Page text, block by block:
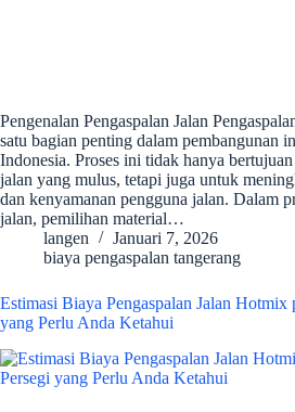
Pengenalan Pengaspalan Jalan
satu bagian penting dalam pembangunan
Indonesia. Proses ini tidak hanya
jalan yang mulus, tetapi juga untuk
dan kenyamanan pengguna jalan. Dalam
jalan, pemilihan material…
langen
Januari 7, 2026
biaya pengaspalan tangerang
Estimasi Biaya Pengaspalan Jalan Hotmix
yang Perlu Anda Ketahui